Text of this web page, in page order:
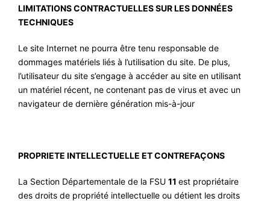
LIMITATIONS CONTRACTUELLES SUR LES DONNÉES
TECHNIQUES
Le site Internet ne pourra être tenu responsable de
dommages matériels liés à l’utilisation du site. De plus,
l’utilisateur du site s’engage à accéder au site en utilisant
un matériel récent, ne contenant pas de virus et avec un
navigateur de dernière génération mis-à-jour
PROPRIETE INTELLECTUELLE ET CONTREFAÇONS
La Section Départementale de la FSU 11 est propriétaire
des droits de propriété intellectuelle ou détient les droits